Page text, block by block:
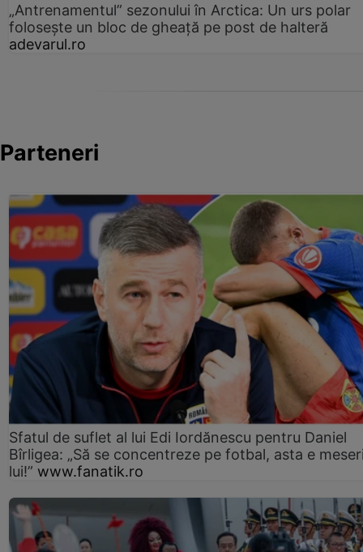
„Antrenamentul” sezonului în Arctica: Un urs polar
folosește un bloc de gheață pe post de halteră
adevarul.ro
Parteneri
Sfatul de suflet al lui Edi Iordănescu pentru Daniel
Bîrligea: „Să se concentreze pe fotbal, asta e
lui!” www.fanatik.ro